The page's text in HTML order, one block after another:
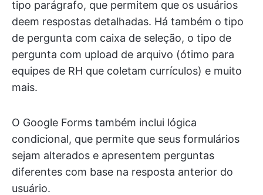
tipo parágrafo, que permitem que os usuários
deem respostas detalhadas. Há também o tipo
de pergunta com caixa de seleção, o tipo de
pergunta com upload de arquivo (ótimo para
equipes de RH que coletam currículos) e muito
mais.
O Google Forms também inclui lógica
condicional, que permite que seus formulários
sejam alterados e apresentem perguntas
diferentes com base na resposta anterior do
usuário.